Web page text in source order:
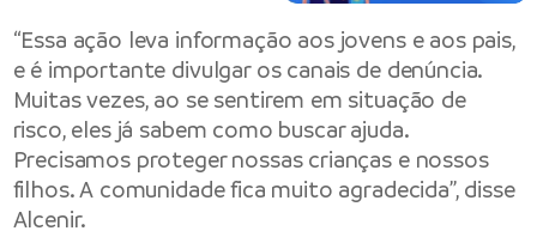
“Essa ação leva informação aos jovens e aos pais,
e é importante divulgar os canais de denúncia.
Muitas vezes, ao se sentirem em situação de
risco, eles já sabem como buscar ajuda.
Precisamos proteger nossas crianças e nossos
filhos. A comunidade fica muito agradecida”, disse
Alcenir.